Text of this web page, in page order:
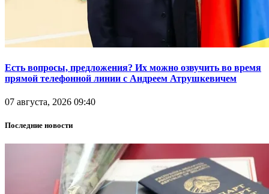
Есть вопросы, предложения? Их можно озвучить во время
прямой телефонной линии с Андреем Атрушкевичем
07 августа, 2026 09:40
Последние новости